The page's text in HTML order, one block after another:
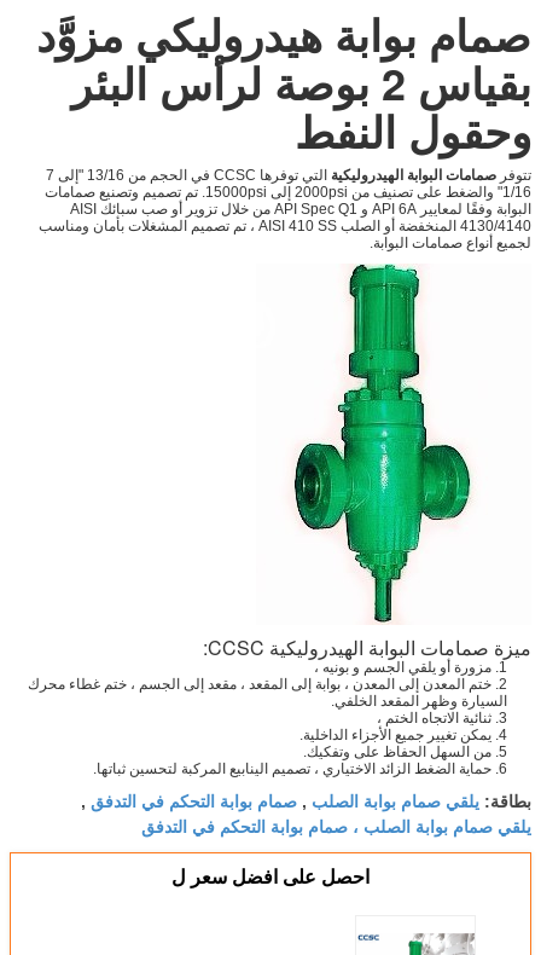
صمام بوابة هيدروليكي مزوَّد
بقياس 2 بوصة لرأس البئر
وحقول النفط
تتوفر صمامات البوابة الهيدروليكية
التي توفرها CCSC في الحجم من 13/16 "إلى 7
1/16" والضغط على تصنيف من 2000psi إلى 15000psi. تم تصميم وتصنيع صمامات
البوابة وفقًا لمعايير API 6A و API Spec Q1 من خلال تزوير أو صب سبائك AISI
4130/4140 المنخفضة أو الصلب AISI 410 SS ، تم تصميم المشغلات بأمان ومناسب
لجميع أنواع صمامات البوابة.
ميزة صمامات البوابة الهيدروليكية CCSC:
1. مزورة أو يلقي الجسم و بونيه ،
2. ختم المعدن إلى المعدن ، بوابة إلى المقعد ، مقعد إلى الجسم ، ختم غطاء محرك
السيارة وظهر المقعد الخلفي.
3. ثنائية الاتجاه الختم ،
4. يمكن تغيير جميع الأجزاء الداخلية.
5. من السهل الحفاظ على وتفكيك.
6. حماية الضغط الزائد الاختياري ، تصميم الينابيع المركبة لتحسين ثباتها.
بطاقة: يلقي صمام بوابة الصلب , صمام بوابة التحكم في التدفق ,
يلقي صمام بوابة الصلب ، صمام بوابة التحكم في التدفق
احصل على افضل سعر ل